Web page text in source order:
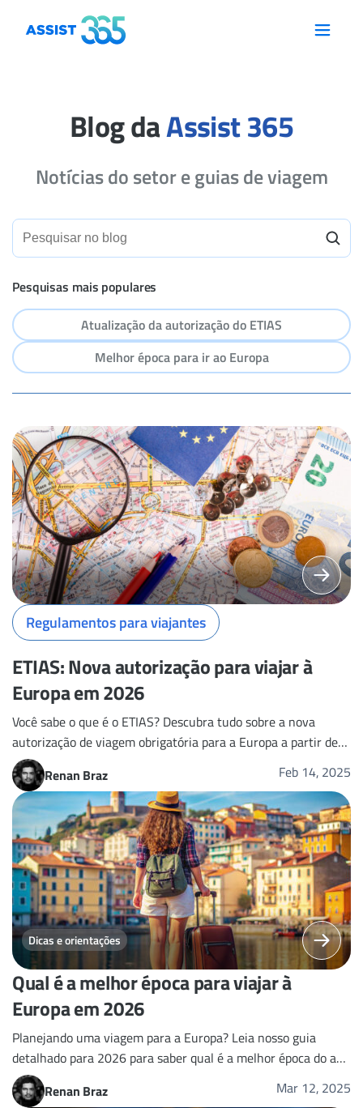
Blog daAssist 365
Notícias do setor e guias de viagem
Pesquisas mais populares
Atualização da autorização do ETIAS
Melhor época para ir ao Europa
Regulamentos para viajantes
ETIAS: Nova autorização para viajar à
Europa em 2026
Você sabe o que é o ETIAS? Descubra tudo sobre a nova
autorização de viagem obrigatória para a Europa a partir de
2026 com nosso guia detalhado!
Renan Braz Feb 14, 2025
Dicas e orientações
Qual é a melhor época para viajar à
Europa em 2026
Planejando uma viagem para a Europa? Leia nosso guia
detalhado para 2026 para saber qual é a melhor época do ano
para o seu destino!
Renan Braz Mar 12, 2025